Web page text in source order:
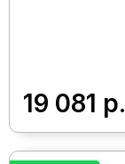
19 081 р.